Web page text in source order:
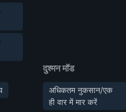
दुश्मन मॉड
अधिकतम नुकसान/एक
ही वार में मार करें